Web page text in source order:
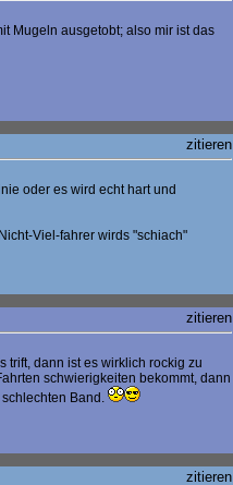
Mugeln ausgetobt; also mir ist das
zitieren
oder es wird echt hart und
Viel-fahrer wirds "schiach"
zitieren
trift, dann ist es wirklich rockig zu
schwierigkeiten bekommt, dann
Band.
zitieren